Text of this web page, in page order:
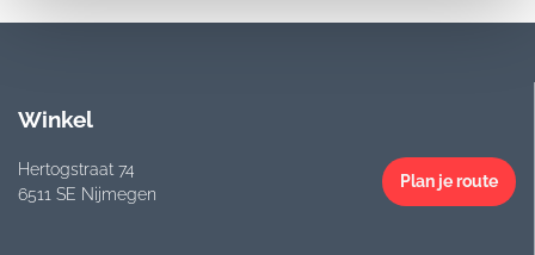
Winkel
Hertogstraat 74
6511 SE Nijmegen
Plan je route